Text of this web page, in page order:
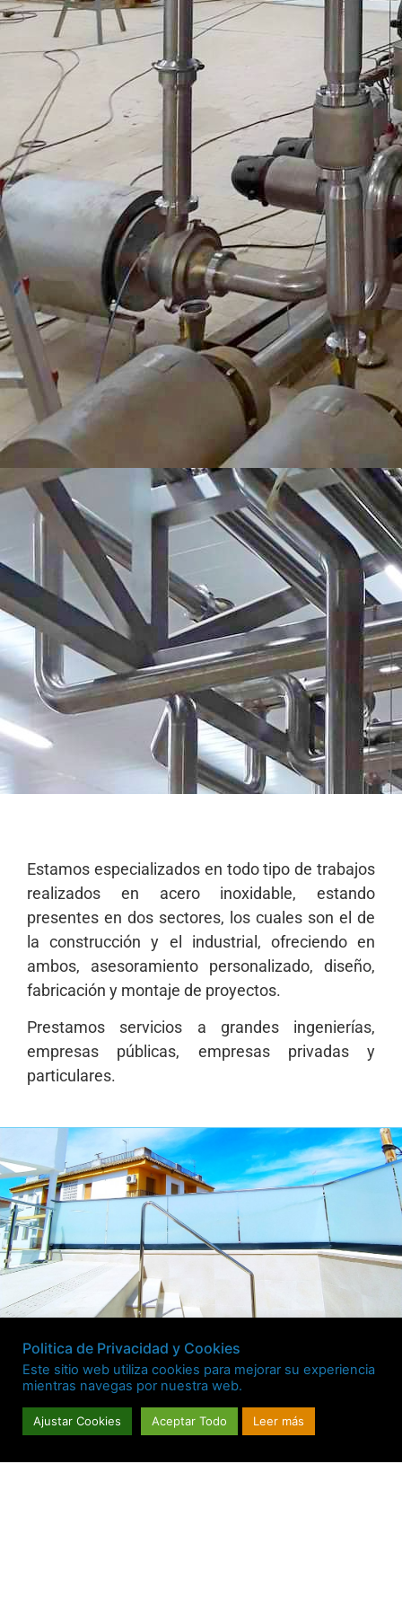
Estamos especializados en todo tipo de trabajos
realizados en acero inoxidable, estando
presentes en dos sectores, los cuales son el de
la construcción y el industrial, ofreciendo en
ambos, asesoramiento personalizado, diseño,
fabricación y montaje de proyectos.
Prestamos servicios a grandes ingenierías,
empresas públicas, empresas privadas y
particulares.
Politica de Privacidad y Cookies
Este sitio web utiliza cookies para mejorar su experiencia
mientras navegas por nuestra web.
Ajustar Cookies Aceptar Todo Leer más